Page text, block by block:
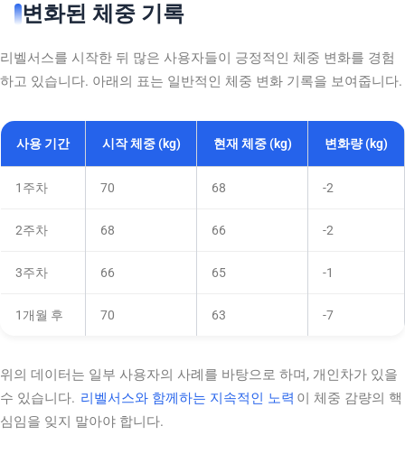
변화된 체중 기록
리벨서스를 시작한 뒤 많은 사용자들이 긍정적인 체중 변화를 경험
하고 있습니다. 아래의 표는 일반적인 체중 변화 기록을 보여줍니다.
사용 기간 시작 체중 (kg) 현재 체중 (kg) 변화량 (kg)
1주차 70 68 -2
2주차 68 66 -2
3주차 66 65 -1
1개월 후 70 63 -7
위의 데이터는 일부 사용자의 사례를 바탕으로 하며, 개인차가 있을
수 있습니다. 리벨서스와 함께하는 지속적인 노력 이 체중 감량의 핵
심임을 잊지 말아야 합니다.